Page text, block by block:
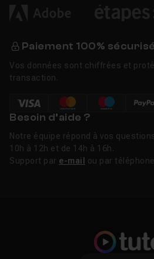
Paiement 100% sécurisé
Vos données sont chiffrées et
transaction.
Besoin d’aide ?
Notre équipe répond à vos
10h à 12h et de 14h à 16h.
Support par e-mail ou par